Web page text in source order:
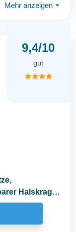
Mehr anzeigen ⏷
9,4/10
gut
★★★★
Halskragen